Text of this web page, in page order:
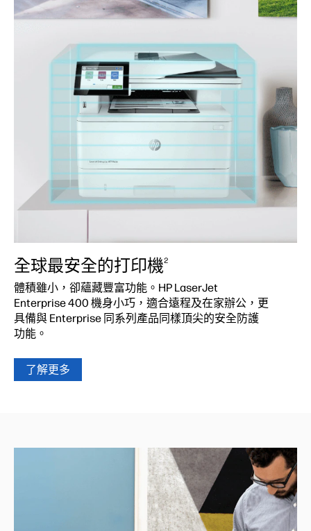
全球最安全的打印機2
體積雖小，卻蘊藏豐富功能。HP LaserJet
Enterprise 400 機身小巧，適合遠程及在家辦公，更
具備與 Enterprise 同系列產品同樣頂尖的安全防護
功能。
了解更多